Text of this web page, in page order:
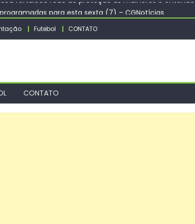
para esta sexta (7) – CGNotícias
Lopes nesta sexta-feira (07) – CGNotícias
Pass Itaú? Entenda qual estratégia pode gerar
fortalece rede de proteção às mulheres e entende
Futebol CONTATO
CONTATO